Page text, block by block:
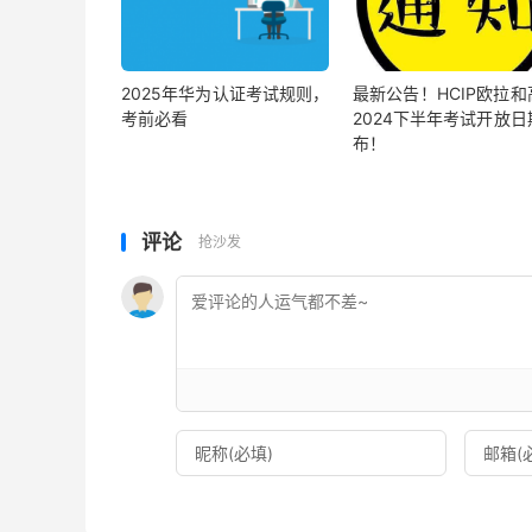
2025年华为认证考试规则，
考前必看
最新公告！HCIP欧拉和
2024下半年考试开放日
布！
评论 抢沙发